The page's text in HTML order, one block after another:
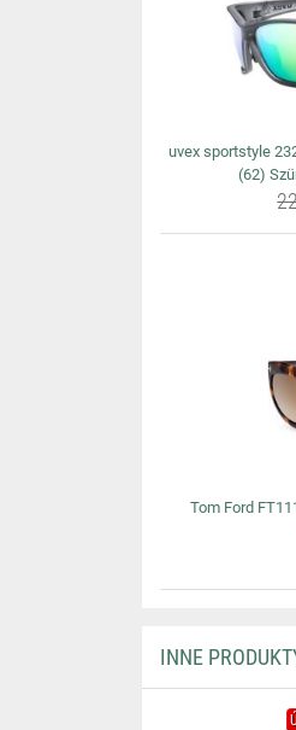
uvex sportstyle
(62)
Tom Ford
INNE